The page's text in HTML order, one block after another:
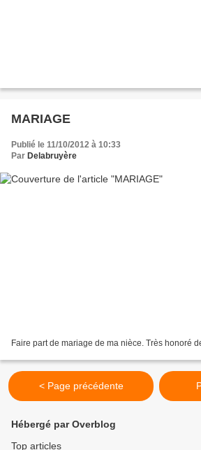
MARIAGE
Publié le 11/10/2012 à 10:33
Par Delabruyère
Faire part de mariage de ma nièce. Très honoré
< Page précédente
Hébergé par Overblog
Top articles